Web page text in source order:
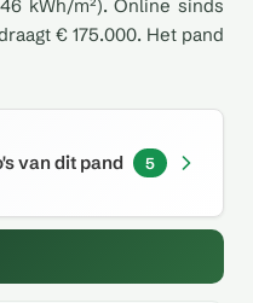
kWh/m²). Online sinds
€ 175.000. Het pand
van dit pand 5